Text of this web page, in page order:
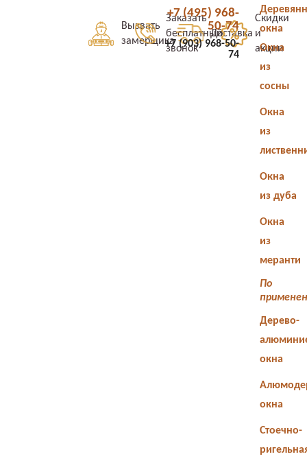
Вызвать
замерщика
Заказать
бесплатный
звонок
Доставка
Скидки
и
акции
+7 (495) 968-
50-74
+7 (903) 968-50-
74
окна
Окна
из
сосны
Окна
из
Окна
из дуба
Окна
из
меранти
По
Дерево-
окна
окна
Стоечно-